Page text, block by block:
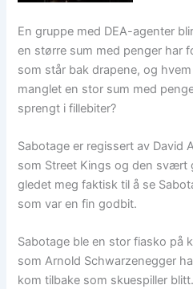
En gruppe med DEA-agenter
en større sum med penger har
som står bak drapene, og
manglet en stor sum med
sprengt i fillebiter?
Sabotage er regissert av David
som Street Kings og den svært
gledet meg faktisk til å se
som var en fin godbit.
Sabotage ble en stor fiasko på
som Arnold Schwarzenegger
kom tilbake som skuespiller